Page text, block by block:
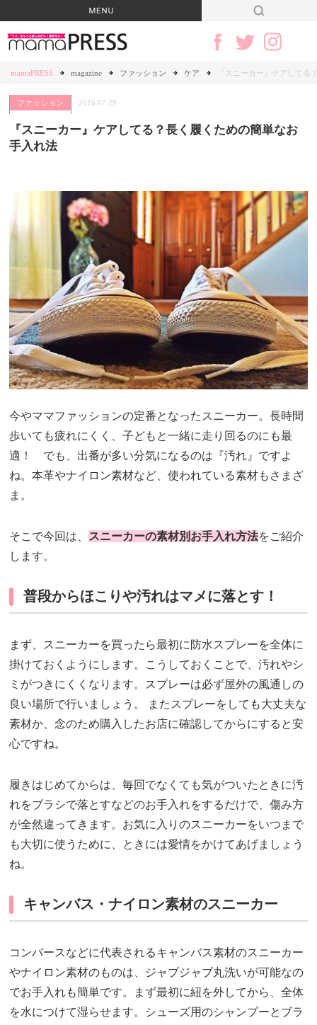
mamaPRESS magazine ファッション ケア 『スニーカー』ケアしてる
ファッション 2016.07.29
『スニーカー』ケアしてる？長く履くための簡単なお
手入れ法
今やママファッションの定番となったスニーカー。長時間
歩いても疲れにくく、子どもと一緒に走り回るのにも最
適！ でも、出番が多い分気になるのは『汚れ』ですよ
ね。本革やナイロン素材など、使われている素材もさまざ
ま。
そこで今回は、 スニーカーの素材別お手入れ方法をご紹介
します。
普段からほこりや汚れはマメに落とす！
まず、スニーカーを買ったら最初に防水スプレーを全体に
掛けておくようにします。こうしておくことで、汚れやシ
ミがつきにくくなります。スプレーは必ず屋外の風通しの
良い場所で行いましょう。 またスプレーをしても大丈夫な
素材か、念のため購入したお店に確認してからにすると安
心ですね。
履きはじめてからは、毎回でなくても気がついたときに汚
れをブラシで落とすなどのお手入れをするだけで、傷み方
が全然違ってきます。お気に入りのスニーカーをいつまで
も大切に使うために、ときには愛情をかけてあげましょう
ね。
キャンバス・ナイロン素材のスニーカー
コンバースなどに代表されるキャンバス素材のスニーカー
やナイロン素材のものは、ジャブジャブ丸洗いが可能なの
でお手入れも簡単です。まず最初に紐を外してから、全体
を水につけて湿らせます。シューズ用のシャンプーとブラ